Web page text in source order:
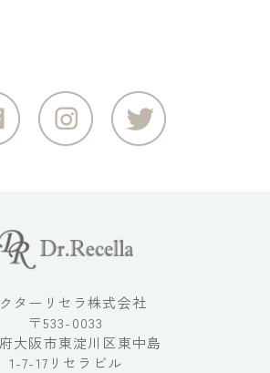
クターリセラ株式会社
〒533-0033
大阪市東淀川区東中島
1-7-17リセラビル